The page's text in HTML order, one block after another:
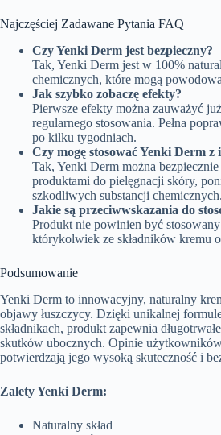
Najczęściej Zadawane Pytania FAQ
Czy Yenki Derm jest bezpieczny?
Tak, Yenki Derm jest w 100%
chemicznych, które mogą
Jak szybko zobaczę efekty?
Pierwsze efekty można zauważyć
regularnego stosowania. Pełna
po kilku tygodniach.
Czy mogę stosować Yenki Derm z
Tak, Yenki Derm można
produktami do pielęgnacji skóry,
szkodliwych substancji chemicznych.
Jakie są przeciwwskazania do
Produkt nie powinien być
którykolwiek ze składników kremu
Podsumowanie
Yenki Derm to innowacyjny, naturalny
objawy łuszczycy. Dzięki unikalnej
składnikach, produkt zapewnia
skutków ubocznych. Opinie
potwierdzają jego wysoką skuteczność i
Zalety Yenki Derm:
Naturalny skład